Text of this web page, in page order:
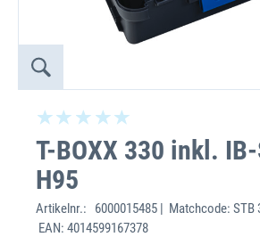
T-BOXX 330 inkl.
H95
Artikelnr.:
6000015485 | Matchcode: STB
EAN: 4014599167378